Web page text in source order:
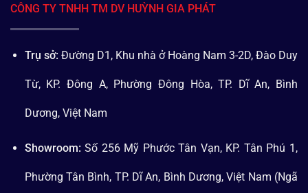
CÔNG TY TNHH TM DV HUỲNH GIA PHÁT
Trụ sở: Đường D1, Khu nhà ở Hoàng Nam 3-2D, Đào Duy
Từ, KP. Đông A, Phường Đông Hòa, TP. Dĩ An, Bình
Dương, Việt Nam
Showroom: Số 256 Mỹ Phước Tân Vạn, KP. Tân Phú 1,
Phường Tân Bình, TP. Dĩ An, Bình Dương, Việt Nam (Ngã